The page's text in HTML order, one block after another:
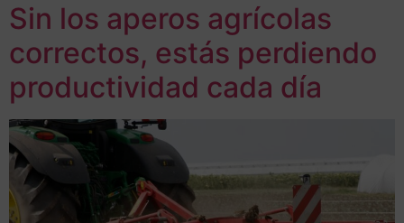
Sin los aperos agrícolas
correctos, estás perdiendo
productividad cada día